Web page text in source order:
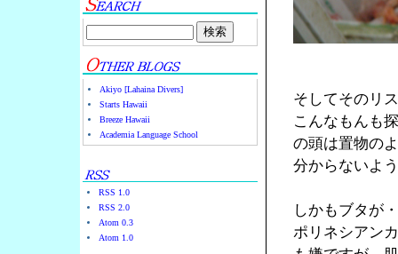
Akiyo [Lahaina Divers]
Starts Hawaii
Breeze Hawaii
Academia Language School
RSS 1.0
RSS 2.0
Atom 0.3
Atom 1.0
そしてそのリ
こんなもんも
の頭は置物の
分からないよ
しかもブタが
ポリネシアン